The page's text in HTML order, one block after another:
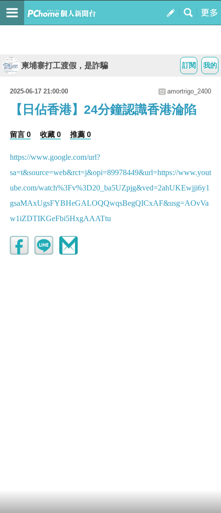
我的
訂閱
柬埔寨打工渡假，是詐騙
2025-06-17 21:00:00 amortrigo_2400
【日佔香港】24分鐘認識香港淪陷
留言 0 收藏 0 推薦 0
https://www.google.com/url?
sa=t&source=web&rct=j&opi=89978449&url=https://www.yout
ube.com/watch%3Fv%3D20_ba5UZpjg&ved=2ahUKEwjji6y1
gsaMAxUgsFYBHeGALOQQwqsBegQICxAF&usg=AOvVa
w1iZDTIKGeFbi5HxgAAATtu